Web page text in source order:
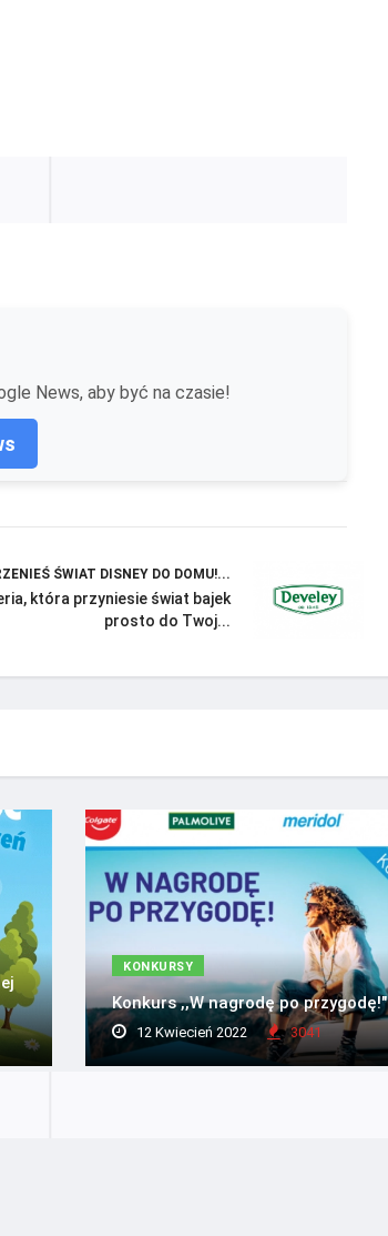
News, aby być na czasie!
ŚWIAT DISNEY DO DOMU!...
która przyniesie świat bajek
prosto do Twoj...
KONKURSY
Konkurs ,,W nagrodę po przygodę!"
12 Kwiecień 2022 3041